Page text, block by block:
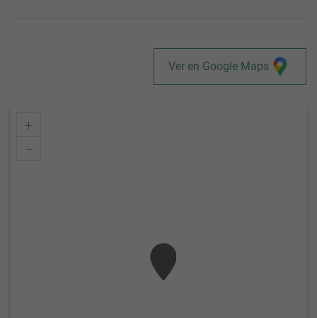
Ver en Google Maps
+
–